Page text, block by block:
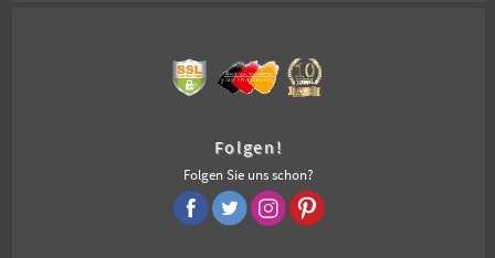
Folgen!
Folgen Sie uns schon?